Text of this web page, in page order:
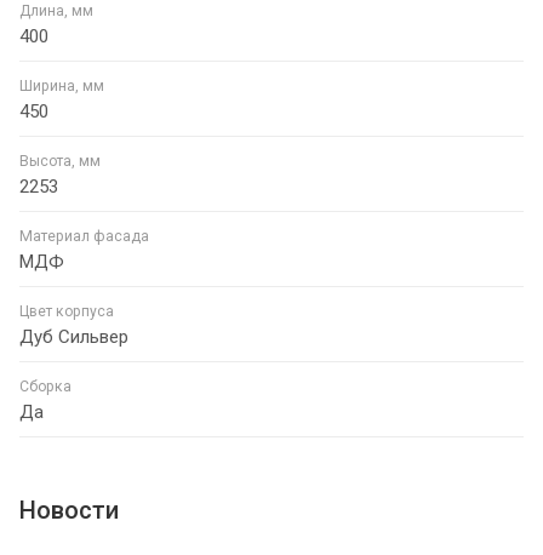
Длина, мм
400
Ширина, мм
450
Высота, мм
2253
Материал фасада
МДФ
Цвет корпуса
Дуб Сильвер
Сборка
Да
Новости